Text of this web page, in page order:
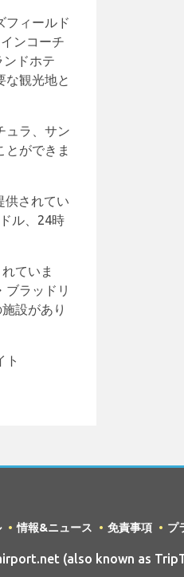
フィールド
ンコーチ
ンドホテ
な観光地と
ュラ、サン
とができま
供されてい
ル、24時
ていま
ラッドリ
設があり
ト
情報&ニュース 免責事項 プ
(also known as